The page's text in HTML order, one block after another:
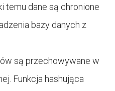
temu dane są chronione
bazy danych z
są przechowywane w
Funkcja hashująca